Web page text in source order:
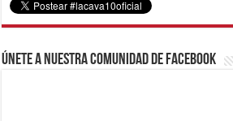
Únete a nuestra comunidad de Facebook